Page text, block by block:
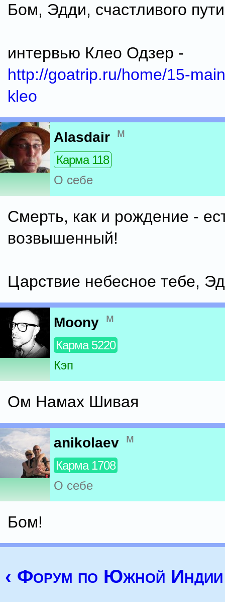
Бом, Эдди, счастливого
интервью Клео Одзер -
http://goatrip.ru/home/15-
kleo
Alasdair м
Карма 118
О себе
Смерть, как и рождение -
возвышенный!
Царствие небесное тебе,
Moony м
Карма 5220
Кэп
Ом Намах Шивая
anikolaev м
Карма 1708
О себе
Бом!
‹ Форум по Южной